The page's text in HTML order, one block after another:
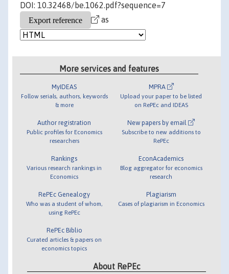
DOI: 10.32468/be.1062.pdf?sequence=7
as
More services and features
MyIDEAS
Follow serials, authors, keywords
& more
Author registration
Public profiles for Economics
researchers
Rankings
Various research rankings in
Economics
RePEc Genealogy
Who was a student of whom,
using RePEc
RePEc Biblio
Curated articles & papers on
economics topics
MPRA
Upload your paper to be listed
on RePEc and IDEAS
New papers by email
Subscribe to new additions to
RePEc
EconAcademics
Blog aggregator for economics
research
Plagiarism
Cases of plagiarism in Economics
About RePEc